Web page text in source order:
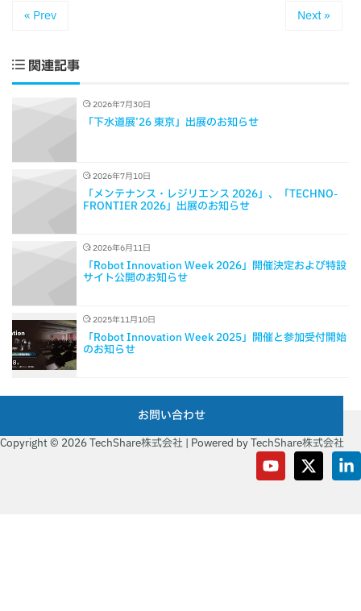
« Prev Next »
関連記事
2026年7月30日
「下水道展’26 東京」出展のお知らせ
2026年7月10日
「メンテナンス・レジリエンス 2026」、「TECHNO-
FRONTIER 2026」出展のお知らせ
2026年6月11日
「Robot Innovation Week 2026」開催決定および特設
サイト公開のお知らせ
2025年11月10日
「Robot Innovation Week 2025」開催と参加受付開始
のお知らせ
お問い合わせ
Copyright © 2026 TechShare株式会社 | Powered by TechShare株式会社